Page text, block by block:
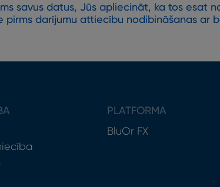
savus datus, Jūs apliecināt, ka tos esat
darījumu attiecību nodibināšanas ar
PLATFORMA
BluOr FX